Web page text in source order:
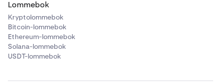
Lommebok
Kryptolommebok
Bitcoin-lommebok
Ethereum-lommebok
Solana-lommebok
USDT-lommebok